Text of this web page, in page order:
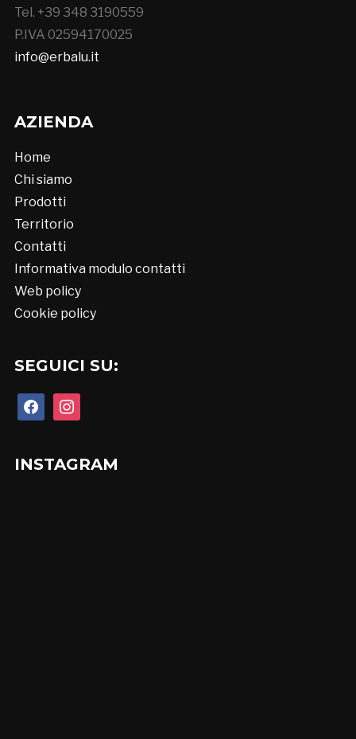
Tel. +39 348 3190559
P.IVA 02594170025
info@erbalu.it
AZIENDA
Home
Chi siamo
Prodotti
Territorio
Contatti
Informativa modulo contatti
Web policy
Cookie policy
SEGUICI SU:
facebookinstagram
INSTAGRAM